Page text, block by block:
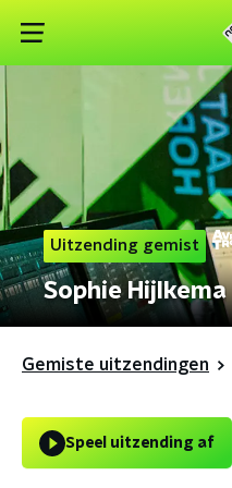
Uitzending gemist
Sophie Hijlkema
Gemiste uitzendingen
Speel uitzending af